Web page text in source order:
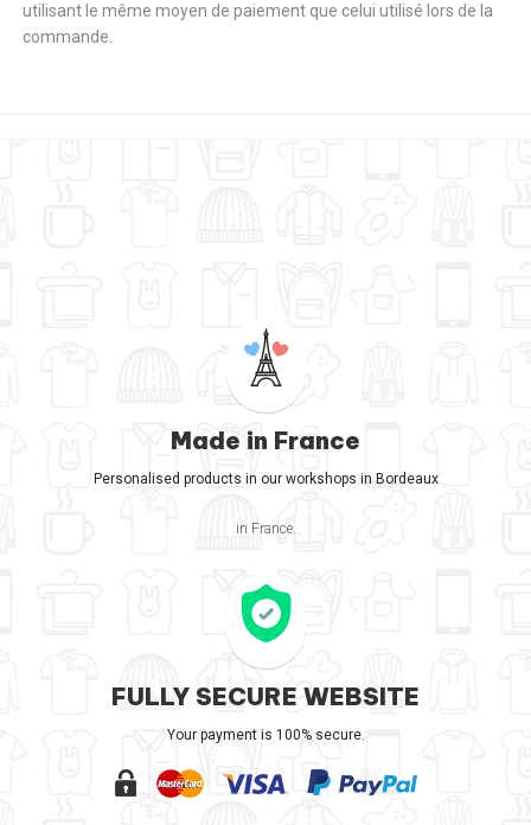
utilisant le même moyen de paiement que celui utilisé lors de la
commande.
Made in France
Personalised products in our workshops in Bordeaux
in France.
FULLY SECURE WEBSITE
Your payment is 100% secure.